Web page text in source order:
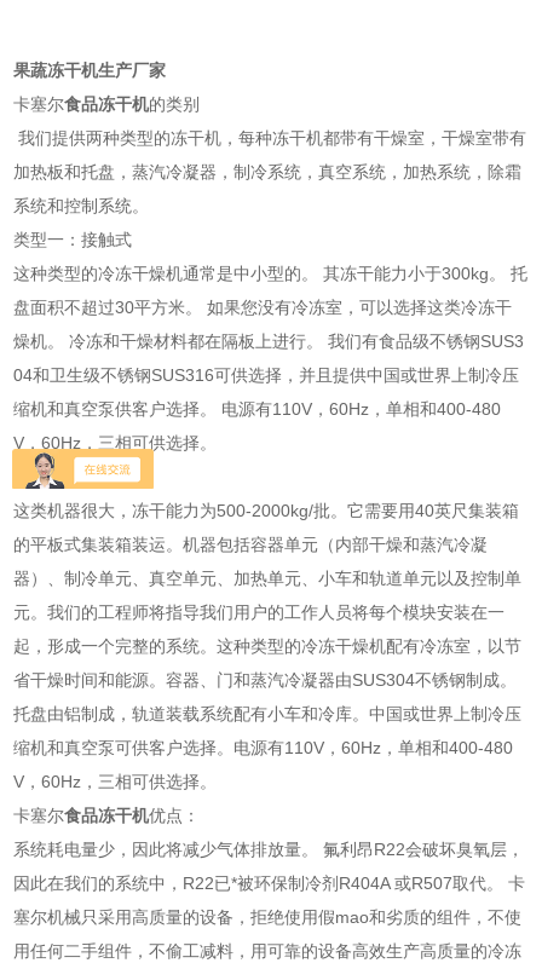
果蔬冻干机生产厂家
卡塞尔食品冻干机的类别
我们提供两种类型的冻干机，每种冻干机都带有干燥室，干燥室带有
加热板和托盘，蒸汽冷凝器，制冷系统，真空系统，加热系统，除霜
系统和控制系统。
类型一：接触式
这种类型的冷冻干燥机通常是中小型的。 其冻干能力小于300kg。 托
盘面积不超过30平方米。 如果您没有冷冻室，可以选择这类冷冻干
燥机。 冷冻和干燥材料都在隔板上进行。 我们有食品级不锈钢SUS3
04和卫生级不锈钢SUS316可供选择，并且提供中国或世界上制冷压
缩机和真空泵供客户选择。 电源有110V，60Hz，单相和400-480
V，60Hz，三相可供选择。
类型二：辐射式
这类机器很大，冻干能力为500-2000kg/批。它需要用40英尺集装箱
的平板式集装箱装运。机器包括容器单元（内部干燥和蒸汽冷凝
器）、制冷单元、真空单元、加热单元、小车和轨道单元以及控制单
元。我们的工程师将指导我们用户的工作人员将每个模块安装在一
起，形成一个完整的系统。这种类型的冷冻干燥机配有冷冻室，以节
省干燥时间和能源。容器、门和蒸汽冷凝器由SUS304不锈钢制成。
托盘由铝制成，轨道装载系统配有小车和冷库。中国或世界上制冷压
缩机和真空泵可供客户选择。电源有110V，60Hz，单相和400-480
V，60Hz，三相可供选择。
卡塞尔食品冻干机优点：
系统耗电量少，因此将减少气体排放量。 氟利昂R22会破坏臭氧层，
因此在我们的系统中，R22已*被环保制冷剂R404A 或R507取代。 卡
塞尔机械只采用高质量的设备，拒绝使用假mao和劣质的组件，不使
用任何二手组件，不偷工减料，用可靠的设备高效生产高质量的冷冻